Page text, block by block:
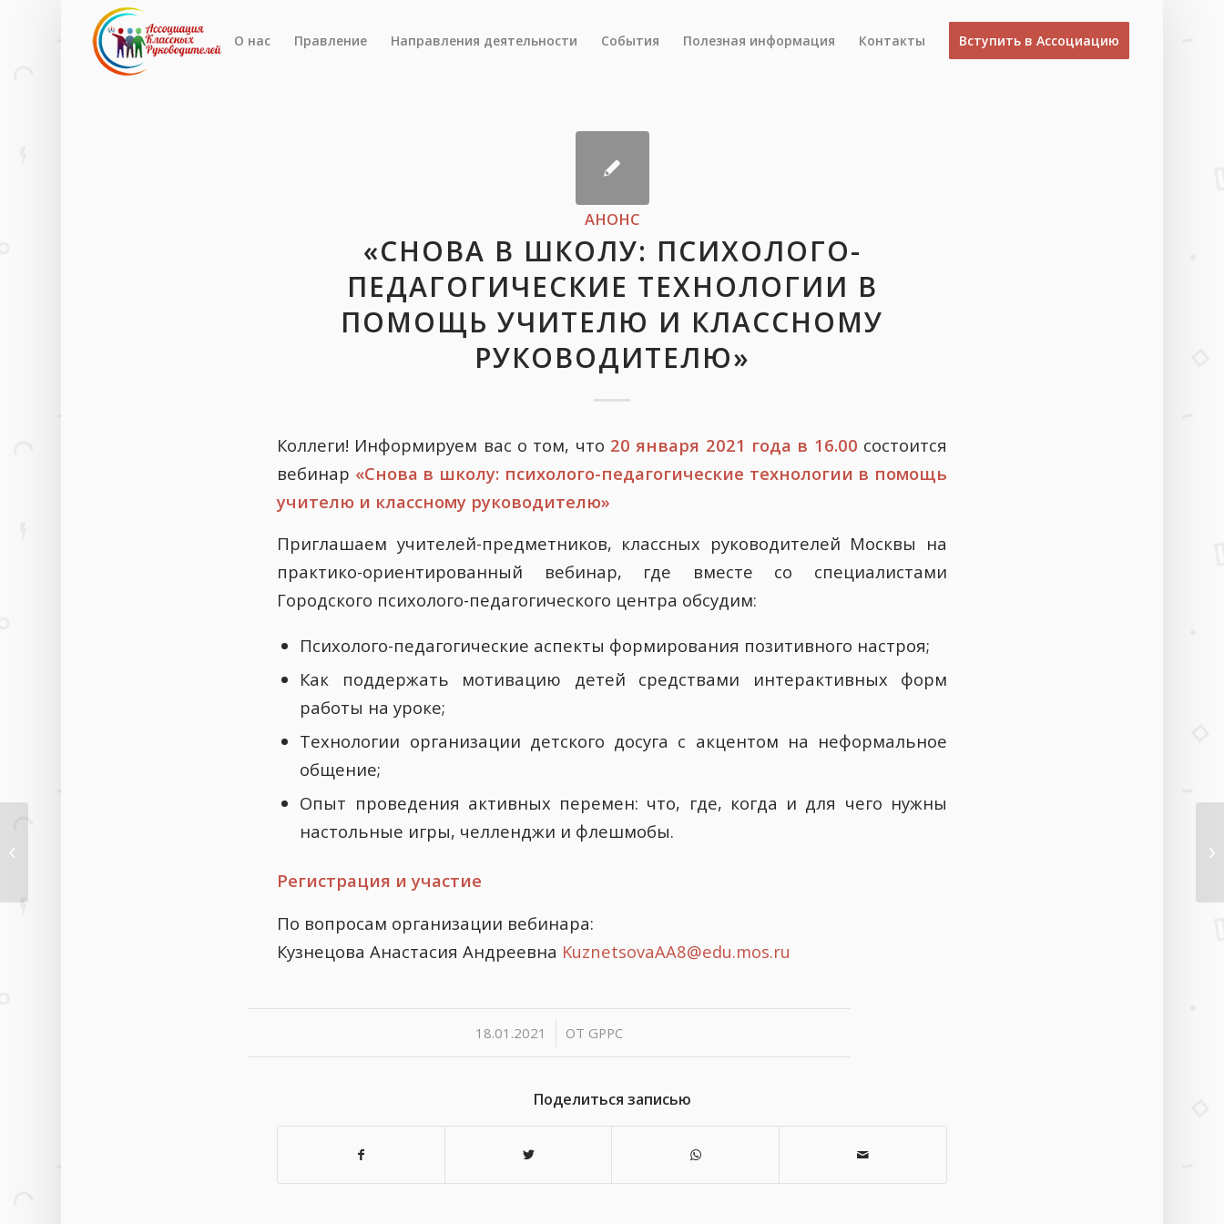
О нас Правление Направления деятельности События Полезная информация Контакты Вступить в Ассоциацию
АНОНС
«СНОВА В ШКОЛУ: ПСИХОЛОГО-
ПЕДАГОГИЧЕСКИЕ ТЕХНОЛОГИИ В
ПОМОЩЬ УЧИТЕЛЮ И КЛАССНОМУ
РУКОВОДИТЕЛЮ»
Коллеги! Информируем вас о том, что 20 января 2021 года в 16.00 состоится
вебинар «Снова в школу: психолого-педагогические технологии в помощь
учителю и классному руководителю»
Приглашаем учителей-предметников, классных руководителей Москвы на
практико-ориентированный вебинар, где вместе со специалистами
Городского психолого-педагогического центра обсудим:
Психолого-педагогические аспекты формирования позитивного настроя;
Как поддержать мотивацию детей средствами интерактивных форм
работы на уроке;
Технологии организации детского досуга с акцентом на неформальное
общение;
Опыт проведения активных перемен: что, где, когда и для чего нужны
настольные игры, челленджи и флешмобы.
Регистрация и участие
​По вопросам организации вебинара:
Кузнецова Анастасия Андреевна KuznetsovaAA8@edu.mos.ru
18.01.2021
/ ОТ GPPC
Поделиться записью